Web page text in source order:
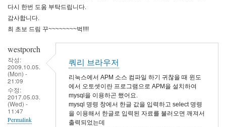
다시 한번 도움 부탁드립니다.
감사합니다.
최 초보 드림 꾸~~~~~~~~벅!!!!
westporch
작성:
2009.10.05.
(Mon) -
21:09
수정:
2017.05.03.
(Wed) -
11:47
Permalink
쿼리 브라우저
리눅스에서 APM 소스 컴파일 하기 귀찮을 때 윈도
에서 오토셋이란 프로그램으로 APM을 설치하여
mysql을 이용하곤 했어요.
mysql 명령 창에서 한글 값을 입력하고 select 명령
을 이용해서 한글로 입력된 자료를 불러오면 깨져서
출력되었는데